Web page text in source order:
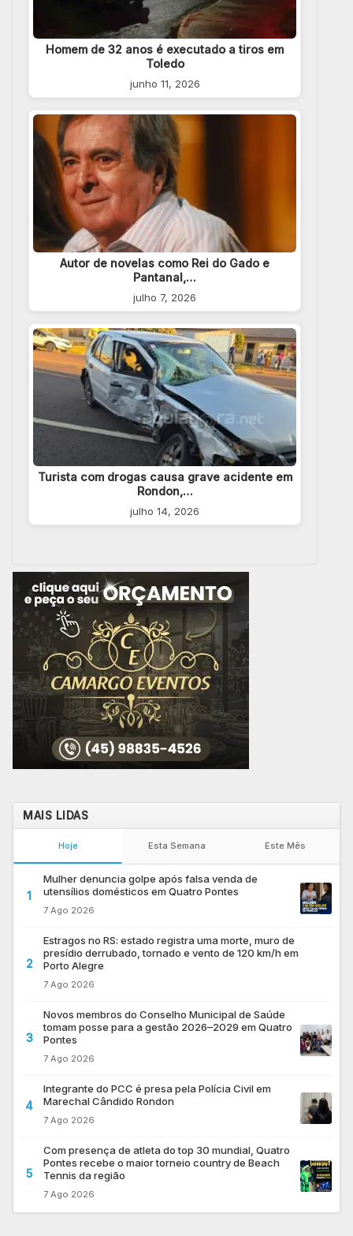
Homem de 32 anos é executado a tiros em
Toledo
junho 11, 2026
Autor de novelas como Rei do Gado e
Pantanal,…
julho 7, 2026
Turista com drogas causa grave acidente em
Rondon,…
julho 14, 2026
MAIS LIDAS
Hoje Esta Semana Este Mês
1
Mulher denuncia golpe após falsa venda de
utensílios domésticos em Quatro Pontes
7 Ago 2026
2
Estragos no RS: estado registra uma morte, muro de
presídio derrubado, tornado e vento de 120 km/h em
Porto Alegre
7 Ago 2026
3
Novos membros do Conselho Municipal de Saúde
tomam posse para a gestão 2026–2029 em Quatro
Pontes
7 Ago 2026
4
Integrante do PCC é presa pela Polícia Civil em
Marechal Cândido Rondon
7 Ago 2026
5
Com presença de atleta do top 30 mundial, Quatro
Pontes recebe o maior torneio country de Beach
Tennis da região
7 Ago 2026